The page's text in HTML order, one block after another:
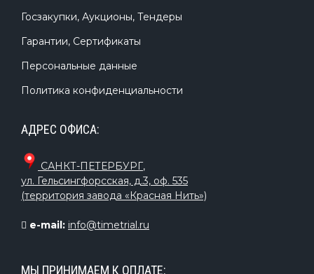
Госзакупки, Аукционы, Тендеры
Гарантии, Сертификаты
Персональные данные
Политика конфиденциальности
АДРЕС ОФИСА:
САНКТ-ПЕТЕРБУРГ,
ул. Гельсингфорсская, д.3, оф. 535
(территория завода «Красная Нить»)
e-mail: info@timetrial.ru
МЫ ПРИНИМАЕМ К ОПЛАТЕ: